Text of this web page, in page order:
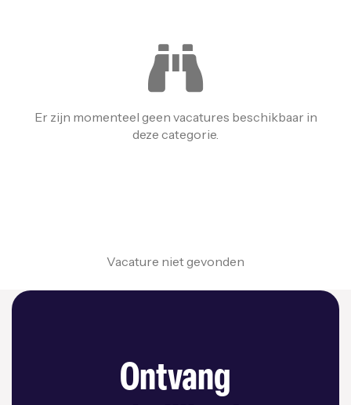
Er zijn momenteel geen vacatures beschikbaar in
deze categorie.
Vacature niet gevonden
Ontvang